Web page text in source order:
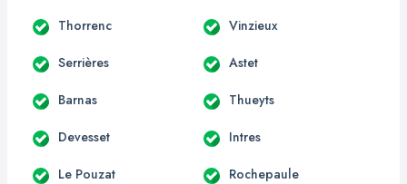
Thorrenc Vinzieux
Serrières Astet
Barnas Thueyts
Devesset Intres
Le Pouzat Rochepaule